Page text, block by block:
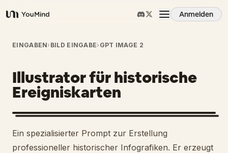
YouMind
Anmelden
Übersicht
Anwendungsfälle
Fähigkeiten
Prompts
EINGABEN› BILD EINGABE› GPT IMAGE 2
Illustrator für historische
Ereigniskarten
Ein spezialisierter Prompt zur Erstellung
professioneller historischer Infografiken. Er erzeugt